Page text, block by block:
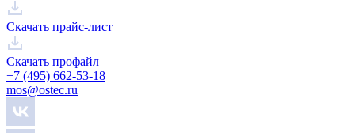
Скачать прайс-лист
Скачать профайл
+7 (495) 662-53-18
mos@ostec.ru